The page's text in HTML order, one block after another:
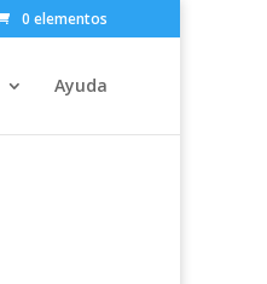
0 elementos
Ayuda